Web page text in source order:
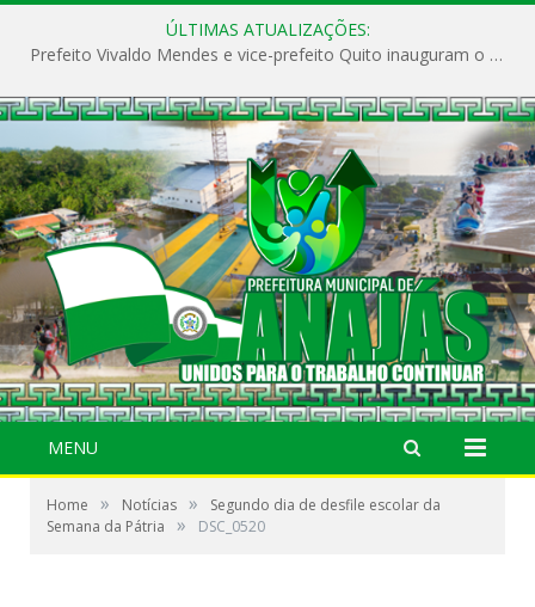
ÚLTIMAS ATUALIZAÇÕES:
Prefeito Vivaldo Mendes e vice-prefeito Quito inauguram o CAPS e fortalecem a saúde pública em Anajás.
MENU
Home » Notícias »
Segundo dia de desfile escolar da
Semana da Pátria
» DSC_0520